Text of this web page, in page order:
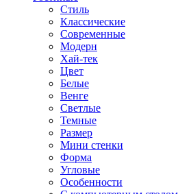
Стиль
Классические
Современные
Модерн
Хай-тек
Цвет
Белые
Венге
Светлые
Темные
Размер
Мини стенки
Форма
Угловые
Особенности